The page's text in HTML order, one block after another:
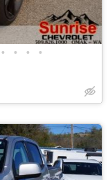
• • • •